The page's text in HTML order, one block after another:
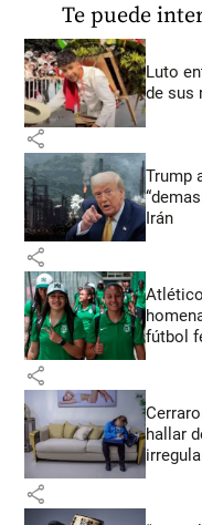
Te puede
Luto
de sus
share
Trump
Irán
share
fútbol
share
hallar
share